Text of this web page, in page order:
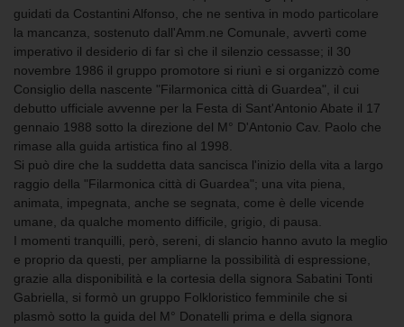
guidati da Costantini Alfonso, che ne sentiva in modo particolare
la mancanza, sostenuto dall'Amm.ne Comunale, avvertì come
imperativo il desiderio di far sì che il silenzio cessasse; il 30
novembre 1986 il gruppo promotore si riunì e si organizzò come
Consiglio della nascente "Filarmonica città di Guardea", il cui
debutto ufficiale avvenne per la Festa di Sant'Antonio Abate il 17
gennaio 1988 sotto la direzione del M° D'Antonio Cav. Paolo che
rimase alla guida artistica fino al 1998.
Si può dire che la suddetta data sancisca l'inizio della vita a largo
raggio della "Filarmonica città di Guardea"; una vita piena,
animata, impegnata, anche se segnata, come è delle vicende
umane, da qualche momento difficile, grigio, di pausa.
I momenti tranquilli, però, sereni, di slancio hanno avuto la meglio
e proprio da questi, per ampliarne la possibilità di espressione,
grazie alla disponibilità e la cortesia della signora Sabatini Tonti
Gabriella, si formò un gruppo Folkloristico femminile che si
plasmò sotto la guida del M° Donatelli prima e della signora